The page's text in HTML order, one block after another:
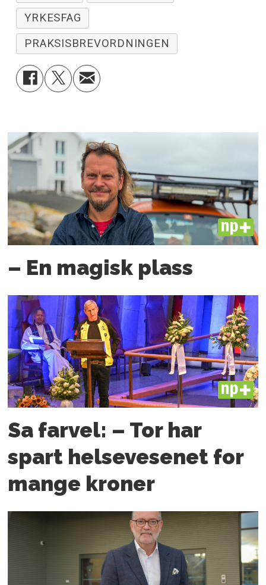
YRKESFAG
PRAKSISBREVORDNINGEN
PLUS
– En magisk plass
PLUS
Sa farvel: – Tor har
spart helsevesenet for
mange kroner